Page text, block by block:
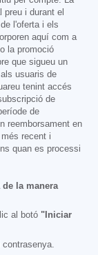
i durant el
l'oferta i els
aquí com a
la promoció
que sigueu un
usuaris de
tenint accés
de
de
reemborsament en
recent i
quan es processi
la manera
al botó "Iniciar